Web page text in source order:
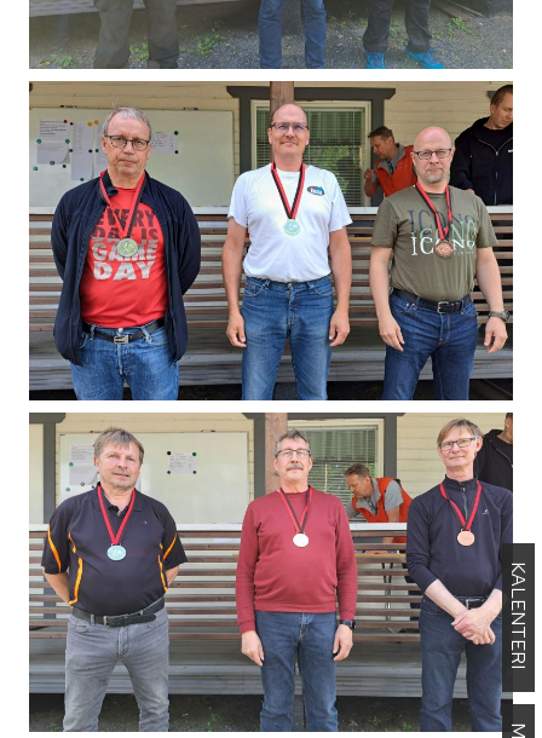
KALENTERI